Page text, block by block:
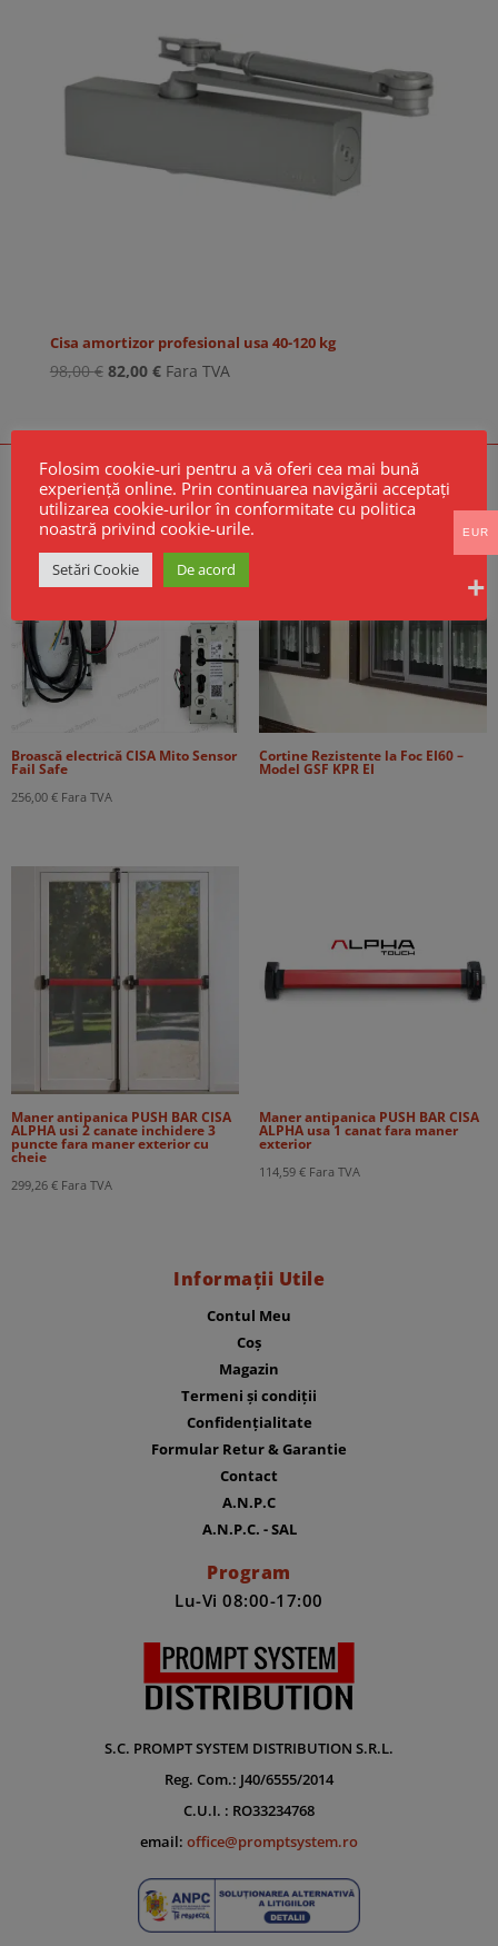
Cisa amortizor profesional usa 40-120 kg
98,00€ Prețul
98,00 €.
82,00 €Prețul
Fara TVA
Produse Noi
Broască electrică CISA Mito Sensor
Fail Safe
256,00 € Fara TVA
Cortine Rezistente la Foc EI60 –
Model GSF KPR EI
Maner antipanica PUSH BAR CISA
ALPHA usi 2 canate inchidere 3
puncte fara maner exterior cu
cheie
299,26 € Fara TVA
Maner antipanica PUSH BAR CISA
ALPHA usa 1 canat fara maner
exterior
114,59 € Fara TVA
Informații Utile
Contul Meu
Coș
Magazin
Termeni și condiții
Confidențialitate
Formular Retur & Garantie
Contact
A.N.P.C
A.N.P.C. - SAL
Program
Lu-Vi 08:00-17:00
S.C. PROMPT SYSTEM DISTRIBUTION S.R.L.
Reg. Com.: J40/6555/2014
C.U.I. : RO33234768
email: office@promptsystem.ro
Folosim cookie-uri pentru a vă oferi cea mai bună
experiență online. Prin continuarea navigării acceptați
utilizarea cookie-urilor în conformitate cu politica
noastră privind cookie-urile.
Setări Cookie De acord
EUR